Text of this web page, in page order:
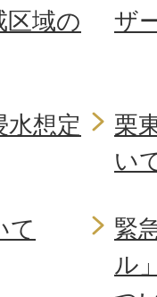
区域の
ザ
水想定
栗
い
て
緊
ル